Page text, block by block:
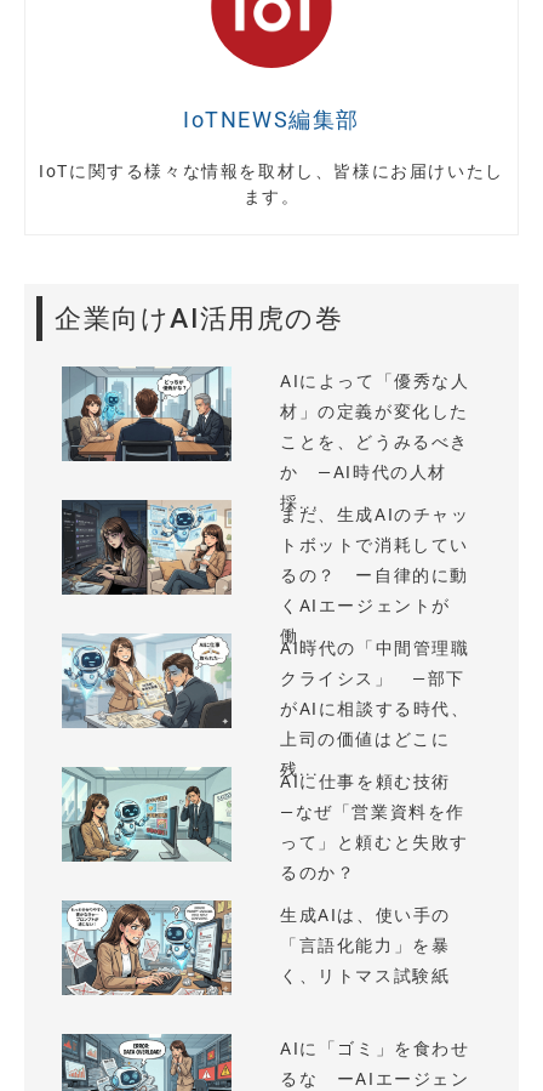
IoTNEWS編集部
IoTに関する様々な情報を取材し、皆様にお届けいたし
ます。
企業向けAI活用虎の巻
AIによって「優秀な人
材」の定義が変化した
ことを、どうみるべき
か —AI時代の人材
採...
まだ、生成AIのチャッ
トボットで消耗してい
るの？ ー自律的に動
くAIエージェントが
働...
AI時代の「中間管理職
クライシス」 —部下
がAIに相談する時代、
上司の価値はどこに
残...
AIに仕事を頼む技術
—なぜ「営業資料を作
って」と頼むと失敗す
るのか？
生成AIは、使い手の
「言語化能力」を暴
く、リトマス試験紙
AIに「ゴミ」を食わせ
るな ーAIエージェン